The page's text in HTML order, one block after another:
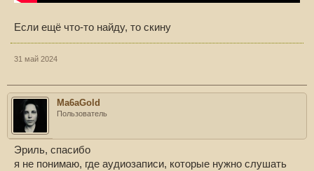
Если ещё что-то найду, то скину
31 май 2024
Ma6aGold
Пользователь
Эриль, спасибо
я не понимаю, где аудиозаписи, которые нужно слушать